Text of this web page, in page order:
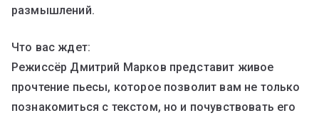
размышлений.
Что вас ждет:
Режиссёр Дмитрий Марков представит живое
прочтение пьесы, которое позволит вам не только
познакомиться с текстом, но и почувствовать его